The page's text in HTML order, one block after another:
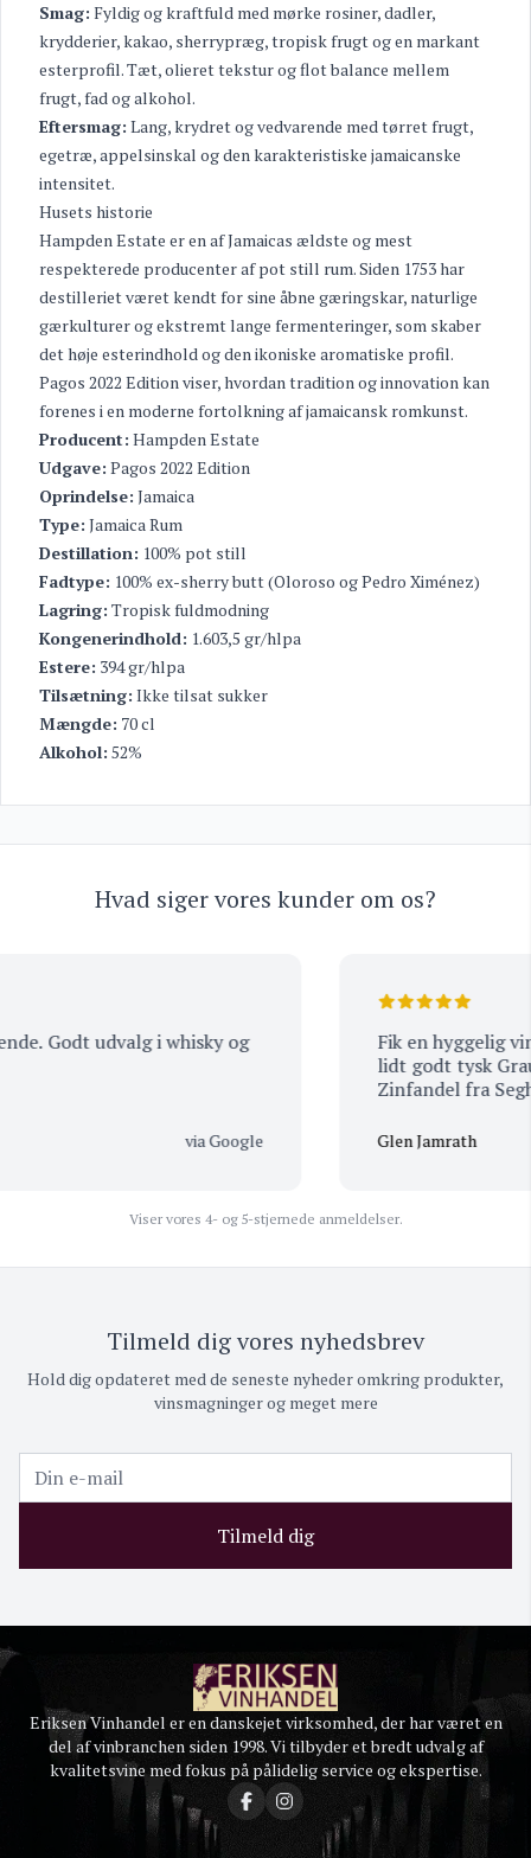
Smag: Fyldig og kraftfuld med mørke rosiner, dadler,
krydderier, kakao, sherrypræg, tropisk frugt og en markant
esterprofil. Tæt, olieret tekstur og flot balance mellem
frugt, fad og alkohol.
Eftersmag: Lang, krydret og vedvarende med tørret frugt,
egetræ, appelsinskal og den karakteristiske jamaicanske
intensitet.
Husets historie
Hampden Estate er en af Jamaicas ældste og mest
respekterede producenter af pot still rum. Siden 1753 har
destilleriet været kendt for sine åbne gæringskar, naturlige
gærkulturer og ekstremt lange fermenteringer, som skaber
det høje esterindhold og den ikoniske aromatiske profil.
Pagos 2022 Edition viser, hvordan tradition og innovation kan
forenes i en moderne fortolkning af jamaicansk romkunst.
Producent: Hampden Estate
Udgave: Pagos 2022 Edition
Oprindelse: Jamaica
Type: Jamaica Rum
Destillation: 100% pot still
Fadtype: 100% ex-sherry butt (Oloroso og Pedro Ximénez)
Lagring: Tropisk fuldmodning
Kongenerindhold: 1.603,5 gr/hlpa
Estere: 394 gr/hlpa
Tilsætning: Ikke tilsat sukker
Mængde: 70 cl
Alkohol: 52%
Hvad siger vores kunder om os?
Godt udvalg i whisky og
via Google
Fik en hyggelig
lidt godt tysk
Zinfandel fra
Glen Jamrath
Viser vores 4- og 5-stjernede anmeldelser.
Tilmeld dig vores nyhedsbrev
Hold dig opdateret med de seneste nyheder omkring produkter,
vinsmagninger og meget mere
Tilmeld dig
Eriksen Vinhandel er en danskejet virksomhed, der har været en
del af vinbranchen siden 1998. Vi tilbyder et bredt udvalg af
kvalitetsvine med fokus på pålidelig service og ekspertise.